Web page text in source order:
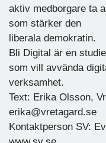
aktiv medborgare ta
som stärker den
liberala demokratin.
Bli Digital är en
som vill avvända
verksamhet.
Text: Erika Olsson,
erika@vretagard.se
Kontaktperson SV: